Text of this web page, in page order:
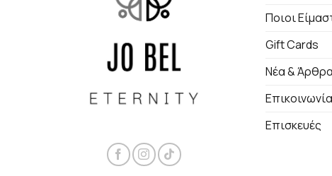
Ποιοι
Gift Cards
Νέα & Άρθρα
Επικοινωνία
Επισκευές